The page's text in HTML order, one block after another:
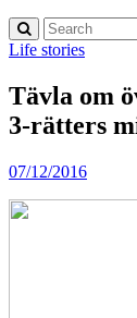
Life stories
Tävla om
3-rätters
07/12/2016